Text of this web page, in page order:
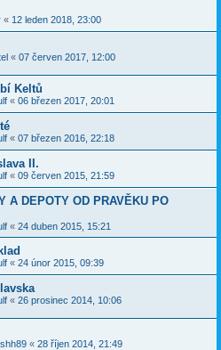
« 12 leden 2018, 23:00
« 07 červen 2017, 12:00
Keltů
« 06 březen 2017, 20:01
« 07 březen 2016, 22:18
II.
« 09 červen 2015, 21:59
A DEPOTY OD PRAVĚKU PO
« 24 duben 2015, 15:21
« 24 únor 2015, 09:39
« 26 prosinec 2014, 10:06
« 28 říjen 2014, 21:49